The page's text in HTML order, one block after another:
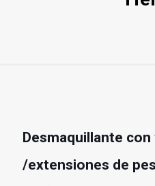
Desmaquillante
/extensiones de